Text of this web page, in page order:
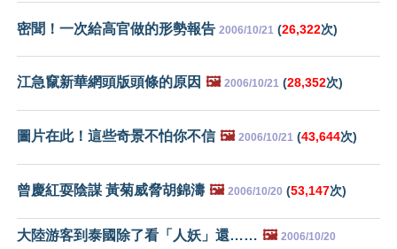
密聞！一次給高官做的形勢報告 2006/10/21 (26,322次)
江急竄新華網頭版頭條的原因 🖼️ 2006/10/21 (28,352次)
圖片在此！這些奇景不怕你不信 🖼️ 2006/10/21 (43,644次)
曾慶紅耍陰謀 黃菊威脅胡錦濤 🖼️ 2006/10/20 (53,147次)
大陸游客到泰國除了看「人妖」還…… 🖼️ 2006/10/20